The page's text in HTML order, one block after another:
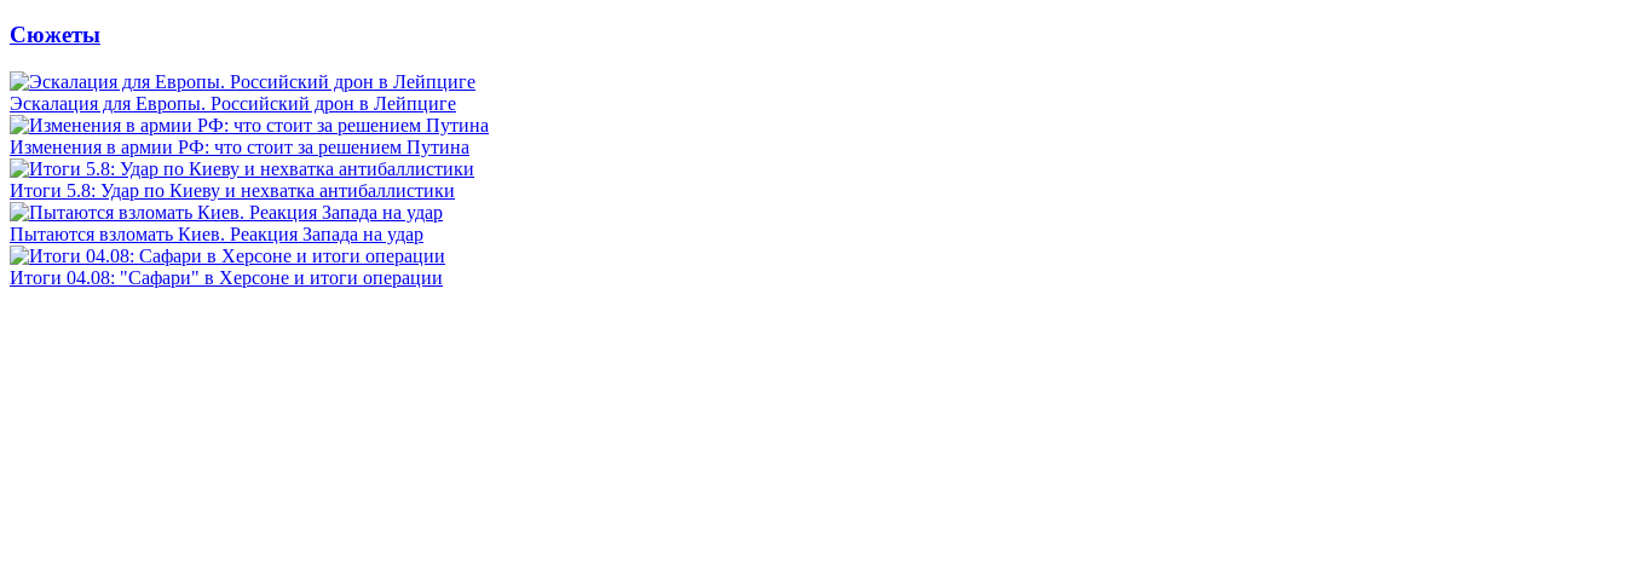
Сюжеты
Эскалация для Европы. Российский дрон в Лейпциге
Изменения в армии РФ: что стоит за решением Путина
Итоги 5.8: Удар по Киеву и нехватка антибаллистики
Пытаются взломать Киев. Реакция Запада на удар
Итоги 04.08: "Сафари" в Херсоне и итоги операции